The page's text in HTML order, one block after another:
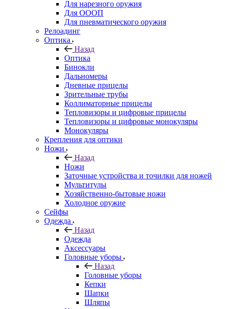
Для нарезного оружия
Для ОООП
Для пневматического оружия
Релоадинг
Оптика
Назад
Оптика
Бинокли
Дальномеры
Дневные прицелы
Зрительные трубы
Коллиматорные прицелы
Тепловизоры и цифровые прицелы
Тепловизоры и цифровые монокуляры
Монокуляры
Крепления для оптики
Ножи
Назад
Ножи
Заточные устройства и точилки для ножей
Мультитулы
Хозяйственно-бытовые ножи
Холодное оружие
Сейфы
Одежда
Назад
Одежда
Аксессуары
Головные уборы
Назад
Головные уборы
Кепки
Шапки
Шляпы